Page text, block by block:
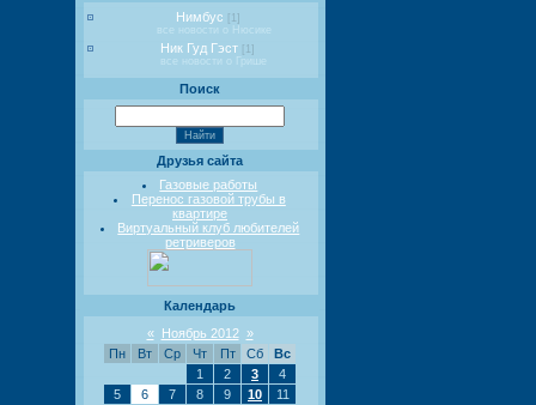
Нимбус
[1]
все новости о Нюсике
Ник Гуд Гэст
[1]
все новости о Грише
Поиск
Друзья сайта
Газовые работы
Перенос газовой трубы в
квартире
Виртуальный клуб любителей
ретриверов
Календарь
«
Ноябрь 2012 »
Пн
Вт Ср Чт Пт Сб
Вс
1
2 3
4
5
6 7 8 9 10
11